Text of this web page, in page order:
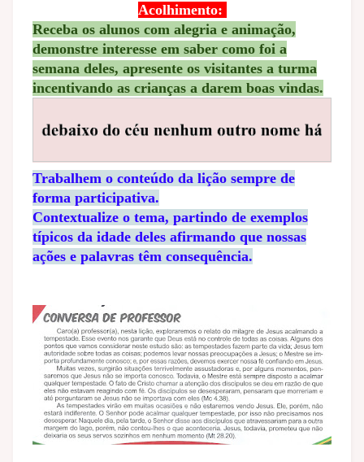
Acolhimento:
Receba os alunos com alegria e animação,
demonstre interesse em saber como foi a
semana deles, apresente os visitantes a turma
incentivando as crianças a darem boas vindas.
Trabalhem o conteúdo da lição sempre de
forma participativa.
Contextualize o tema, partindo de exemplos
típicos da idade deles afirmando que nossas
ações e palavras têm consequência.